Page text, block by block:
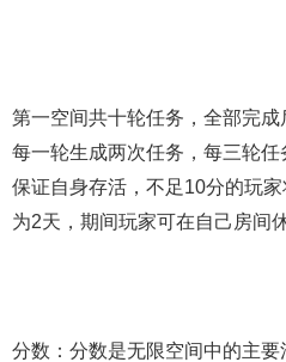
第一空间共十轮任务，全部完成
每一轮生成两次任务，每三轮
保证自身存活，不足10分的玩
为2天，期间玩家可在自己房间休
分数：分数是无限空间中的主要